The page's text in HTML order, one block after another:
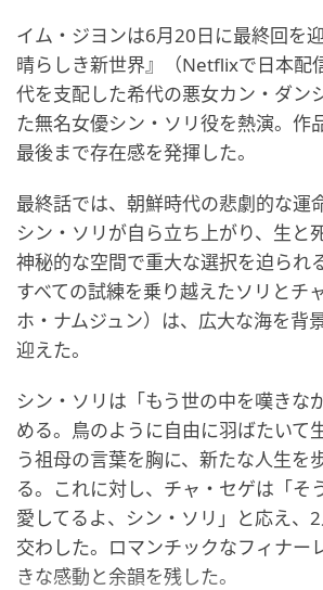
イム・ジヨンは6月20日に最終回を
晴らしき新世界』（Netflixで日本配
代を支配した希代の悪女カン・ダン
た無名女優シン・ソリ役を熱演。作
最後まで存在感を発揮した。
最終話では、朝鮮時代の悲劇的な運
シン・ソリが自ら立ち上がり、生と
神秘的な空間で重大な選択を迫られ
すべての試練を乗り越えたソリとチ
ホ・ナムジュン）は、広大な海を背
迎えた。
シン・ソリは「もう世の中を嘆きな
める。鳥のように自由に羽ばたいて
う祖母の言葉を胸に、新たな人生を
る。これに対し、チャ・セゲは「そ
愛してるよ、シン・ソリ」と応え、
交わした。ロマンチックなフィナー
きな感動と余韻を残した。